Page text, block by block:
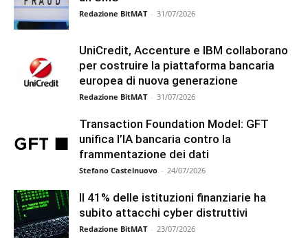
Redazione BitMAT - 31/07/2026
UniCredit, Accenture e IBM collaborano
per costruire la piattaforma bancaria
europea di nuova generazione
Redazione BitMAT - 31/07/2026
Transaction Foundation Model: GFT
unifica l’IA bancaria contro la
frammentazione dei dati
Stefano Castelnuovo - 24/07/2026
Il 41% delle istituzioni finanziarie ha
subito attacchi cyber distruttivi
Redazione BitMAT - 23/07/2026